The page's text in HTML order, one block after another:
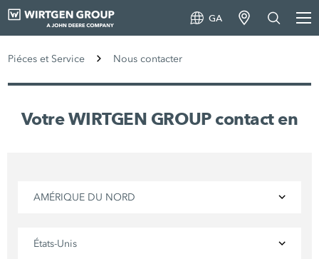
GA
Piéces et Service Nous contacter
Votre WIRTGEN GROUP contact en
AMÉRIQUE DU NORD
États-Unis